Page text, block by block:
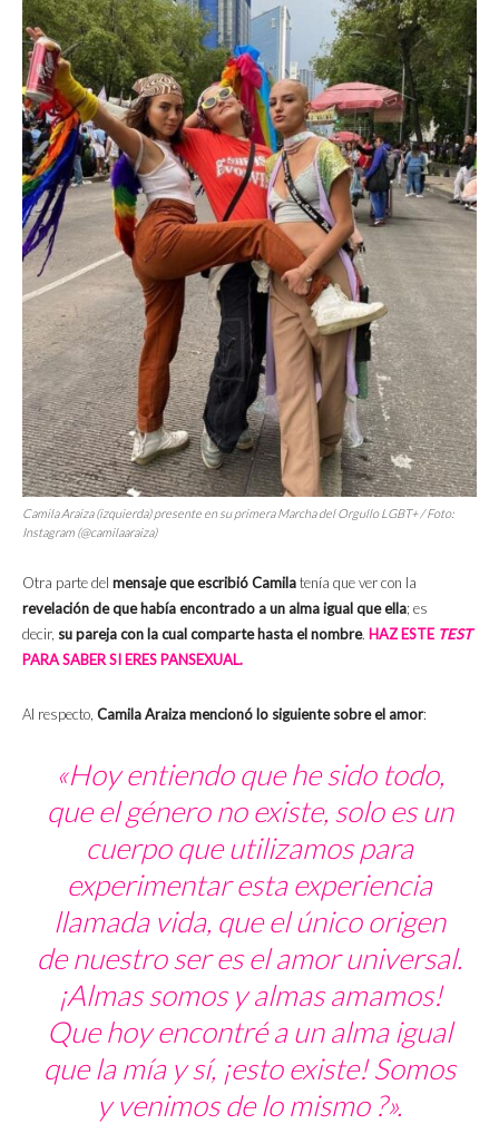
Camila Araiza (izquierda) presente en su primera Marcha del Orgullo LGBT+ / Foto:
Instagram (@camilaaraiza)
Otra parte del mensaje que escribió Camilatenía que ver con la
revelación de que había encontrado a un alma igual que ella; es
decir, su pareja con la cual comparte hasta el nombre. HAZ ESTE TEST
PARA SABER SI ERES PANSEXUAL.
Al respecto, Camila Araiza mencionó lo siguiente sobre el amor:
«Hoy entiendo que he sido todo,
que el género no existe, solo es un
cuerpo que utilizamos para
experimentar esta experiencia
llamada vida, que el único origen
de nuestro ser es el amor universal.
¡Almas somos y almas amamos!
Que hoy encontré a un alma igual
que la mía y sí, ¡esto existe! Somos
y venimos de lo mismo ?».